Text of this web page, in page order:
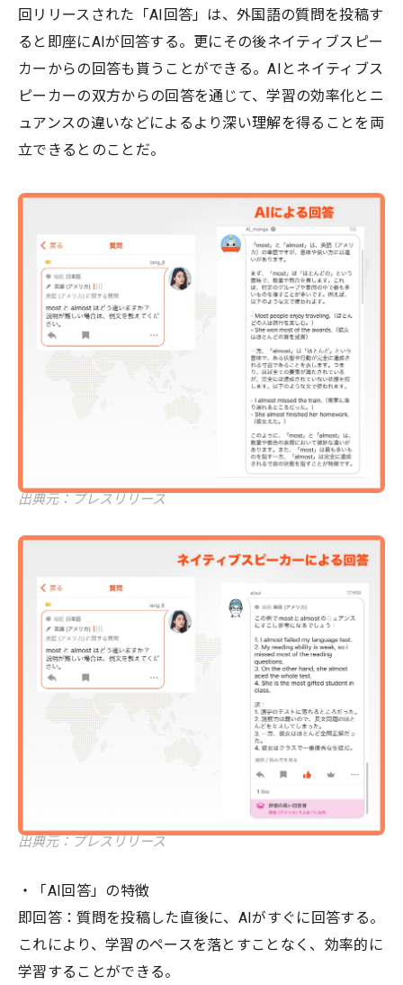
回リリースされた「AI回答」は、外国語の質問を投稿す
ると即座にAIが回答する。更にその後ネイティブスピー
カーからの回答も貰うことができる。AIとネイティブス
ピーカーの双方からの回答を通じて、学習の効率化とニ
ュアンスの違いなどによるより深い理解を得ることを両
立できるとのことだ。
出典元：プレスリリース
出典元：プレスリリース
・「AI回答」の特徴
即回答：質問を投稿した直後に、AIがすぐに回答する。
これにより、学習のペースを落とすことなく、効率的に
学習することができる。